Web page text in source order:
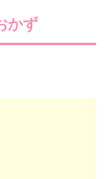
かず